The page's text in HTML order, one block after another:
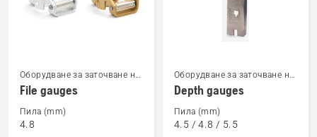
повече
подробности
за
File
Оборудване за заточване на
верижен трион
File gauges
Пила (mm)
4.8
повече
подробности
за
Depth
Оборудване за заточване на
верижен трион
Depth gauges
Пила (mm)
4.5 / 4.8 / 5.5